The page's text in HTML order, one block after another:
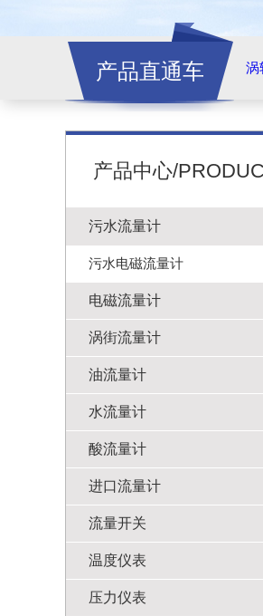
产品直通车 涡
产品中心/
污水流量计
污水电磁流量计
电磁流量计
涡街流量计
油流量计
水流量计
酸流量计
进口流量计
流量开关
温度仪表
压力仪表